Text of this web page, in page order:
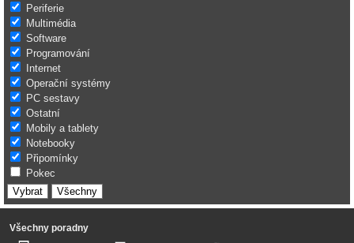
Periferie
Multimédia
Software
Programování
Internet
Operační systémy
PC sestavy
Ostatní
Mobily a tablety
Notebooky
Připomínky
Pokec
Všechny poradny